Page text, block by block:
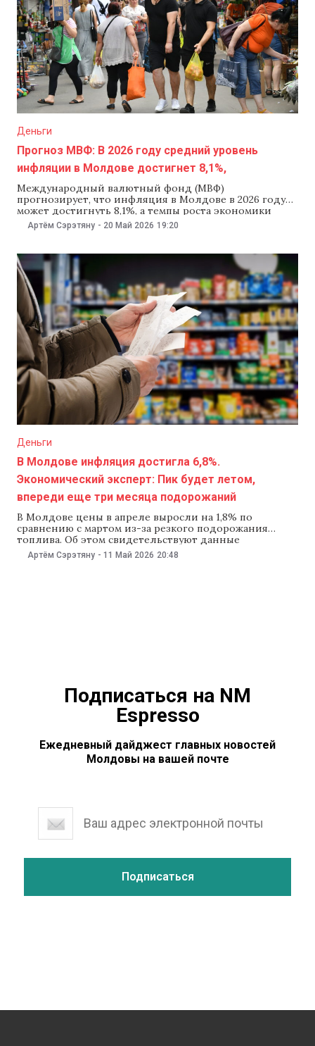
Деньги
Прогноз МВФ: В 2026 году средний уровень
инфляции в Молдове достигнет 8,1%,
Международный валютный фонд (МВФ)
прогнозирует, что инфляция в Молдове в 2026 году
может достигнуть 8,1%, а темпы роста экономики
замедлятся до 1,5%. Представители фонда
подчеркнули, что экономические перспективы
интенсивности войны на Ближнем Востоке, а также
войны в Украине. По итогам консультаций, которые
проходили
Артём Сэрэтяну - 20 Май 2026 19:20
Деньги
В Молдове инфляция достигла 6,8%.
Экономический эксперт: Пик будет летом,
впереди еще три месяца подорожаний
В Молдове цены в апреле выросли на 1,8% по
сравнению с мартом из-за резкого подорожания
топлива. Об этом свидетельствуют данные
Национального бюро статистики (НБС). С начала года,
по данным ведомства, цены выросли на 4,5%, а
Артём Сэрэтяну - 11 Май 2026 20:48
Подписаться на NM
Espresso
Ежедневный дайджест главных новостей
Молдовы на вашей почте